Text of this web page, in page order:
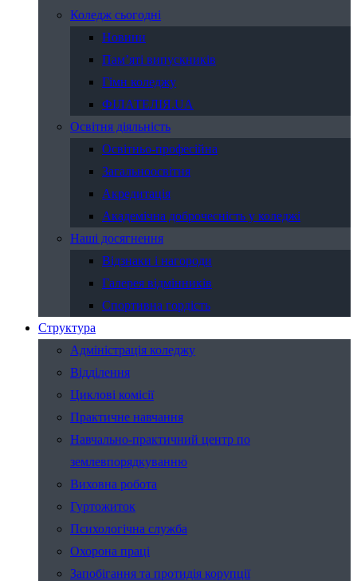
Коледж сьогодні
Новини
Пам’яті випускників
Гімн коледжу
ФІЛАТЕЛІЯ.UA
Освітня діяльність
Освітньо-професійна
Загальноосвітня
Акредитація
Академічна доброчесність у коледжі
Наші досягнення
Відзнаки і нагороди
Галерея відмінників
Спортивна гордість
Структура
Адміністрація коледжу
Відділення
Циклові комісії
Практичне навчання
Навчально-практичний центр по
землевпорядкуванню
Виховна робота
Гуртожиток
Психологічна служба
Охорона праці
Запобігання та протидія корупції